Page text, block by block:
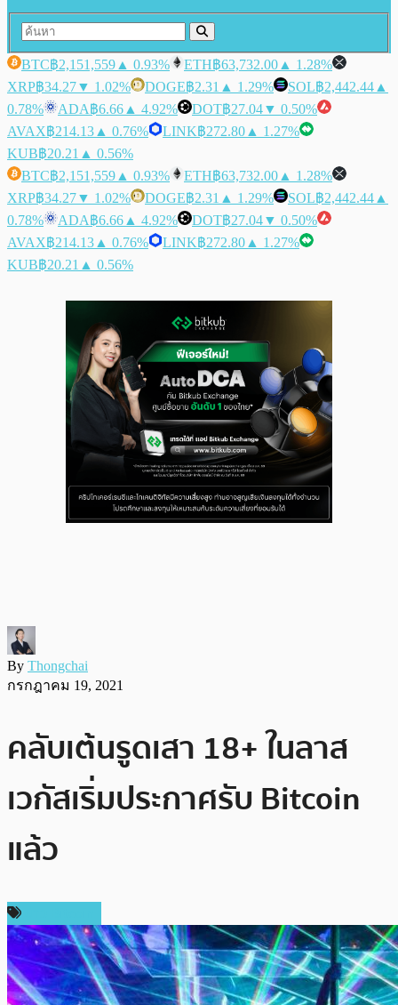
BTC฿2,151,559 ▲ 0.93% ETH฿63,732.00 ▲ 1.28%
XRP฿34.27▼ 1.02% DOGE฿2.31 ▲ 1.29% SOL฿2,442.44 ▲
0.78%
ADA฿6.66 ▲ 4.92% DOT฿27.04▼ 0.50%
AVAX฿214.13 ▲ 0.76% LINK฿272.80 ▲ 1.27%
KUB฿20.21 ▲ 0.56%
BTC฿2,151,559 ▲ 0.93% ETH฿63,732.00 ▲ 1.28%
XRP฿34.27▼ 1.02% DOGE฿2.31 ▲ 1.29% SOL฿2,442.44 ▲
0.78%
ADA฿6.66 ▲ 4.92% DOT฿27.04▼ 0.50%
AVAX฿214.13 ▲ 0.76% LINK฿272.80 ▲ 1.27%
KUB฿20.21 ▲ 0.56%
By Thongchai
กรกฎาคม 19, 2021
คลับเต้นรูดเสา 18+ ในลาส
เวกัสเริ่มประกาศรับ Bitcoin
แล้ว